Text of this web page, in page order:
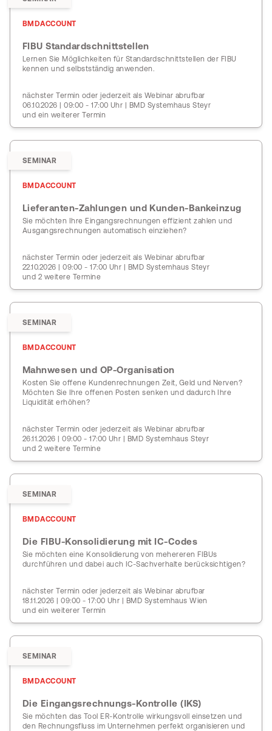
BMDACCOUNT
FIBU Standardschnittstellen
Lernen Sie Möglichkeiten für Standardschnittstellen der FIBU
kennen und selbstständig anwenden.
nächster Termin oder jederzeit als Webinar abrufbar
06.10.2026 | 09:00 - 17:00 Uhr | BMD Systemhaus Steyr
und ein weiterer Termin
SEMINAR
BMDACCOUNT
Lieferanten-Zahlungen und Kunden-Bankeinzug
Sie möchten Ihre Eingangsrechnungen effizient zahlen und
Ausgangsrechnungen automatisch einziehen?
nächster Termin oder jederzeit als Webinar abrufbar
22.10.2026 | 09:00 - 17:00 Uhr | BMD Systemhaus Steyr
und 2 weitere Termine
SEMINAR
BMDACCOUNT
Mahnwesen und OP-Organisation
Kosten Sie offene Kundenrechnungen Zeit, Geld und Nerven?
Möchten Sie Ihre offenen Posten senken und dadurch Ihre
Liquidität erhöhen?
nächster Termin oder jederzeit als Webinar abrufbar
26.11.2026 | 09:00 - 17:00 Uhr | BMD Systemhaus Steyr
und 2 weitere Termine
SEMINAR
BMDACCOUNT
Die FIBU-Konsolidierung mit IC-Codes
Sie möchten eine Konsolidierung von mehereren FIBUs
durchführen und dabei auch IC-Sachverhalte berücksichtigen?
nächster Termin oder jederzeit als Webinar abrufbar
18.11.2026 | 09:00 - 17:00 Uhr | BMD Systemhaus Wien
und ein weiterer Termin
SEMINAR
BMDACCOUNT
Die Eingangsrechnungs-Kontrolle (IKS)
Sie möchten das Tool ER-Kontrolle wirkungsvoll einsetzen und
den Rechnungsfluss im Unternehmen perfekt organisieren und